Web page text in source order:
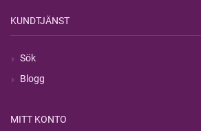
KUNDTJÄNST
Sök
Blogg
MITT KONTO